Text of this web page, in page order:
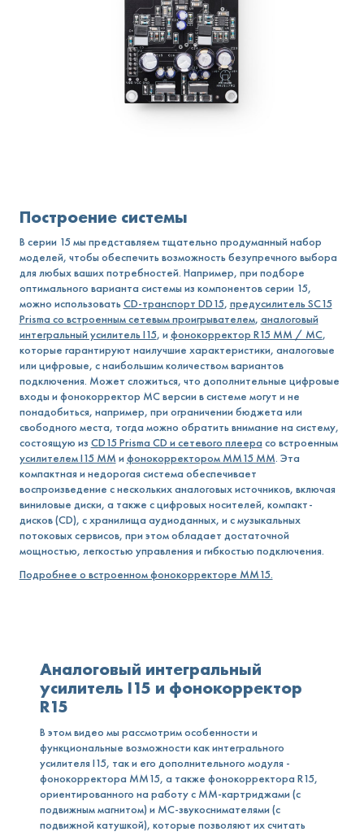
Построение системы
В серии 15 мы представляем тщательно продуманный набор
моделей, чтобы обеспечить возможность безупречного выбора
для любых ваших потребностей. Например, при подборе
оптимального варианта системы из компонентов серии 15,
можно использовать CD-транспорт DD15, предусилитель SC15
Prisma со встроенным сетевым проигрывателем, аналоговый
интегральный усилитель I15, и фонокорректор R15 MM / MC,
которые гарантируют наилучшие характеристики, аналоговые
или цифровые, с наибольшим количеством вариантов
подключения. Может сложиться, что дополнительные цифровые
входы и фонокорректор MC версии в системе могут и не
понадобиться, например, при ограничении бюджета или
свободного места, тогда можно обратить внимание на систему,
состоящую из CD15 Prisma CD и сетевого плеера со встроенным
усилителем I15 MM и фонокорректором MM15 MM. Эта
компактная и недорогая система обеспечивает
воспроизведение с нескольких аналоговых источников, включая
виниловые диски, а также с цифровых носителей, компакт-
дисков (CD), с хранилища аудиоданных, и с музыкальных
потоковых сервисов, при этом обладает достаточной
мощностью, легкостью управления и гибкостью подключения.
Подробнее о встроенном фонокорректоре MM15.
Аналоговый интегральный
усилитель I15 и фонокорректор
R15
В этом видео мы рассмотрим особенности и
функциональные возможности как интегрального
усилителя I15, так и его дополнительного модуля -
фонокорректора MM15, а также фонокорректора R15,
ориентированного на работу с MM-картриджами (с
подвижным магнитом) и MC-звукоснимателями (с
подвижной катушкой), которые позволяют их считать